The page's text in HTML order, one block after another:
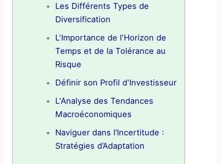
Les Différents Types de
Diversification
L'Importance de l'Horizon de
Temps et de la Tolérance au
Risque
Définir son Profil d'Investisseur
L'Analyse des Tendances
Macroéconomiques
Naviguer dans l’Incertitude :
Stratégies d’Adaptation